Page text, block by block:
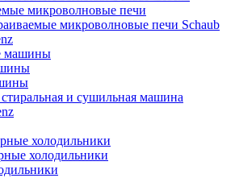
микроволновые печи
микроволновые печи Schaub
машины
и сушильная машина
холодильники
холодильники